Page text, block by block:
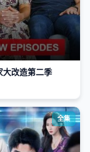
大改造第二季
全集